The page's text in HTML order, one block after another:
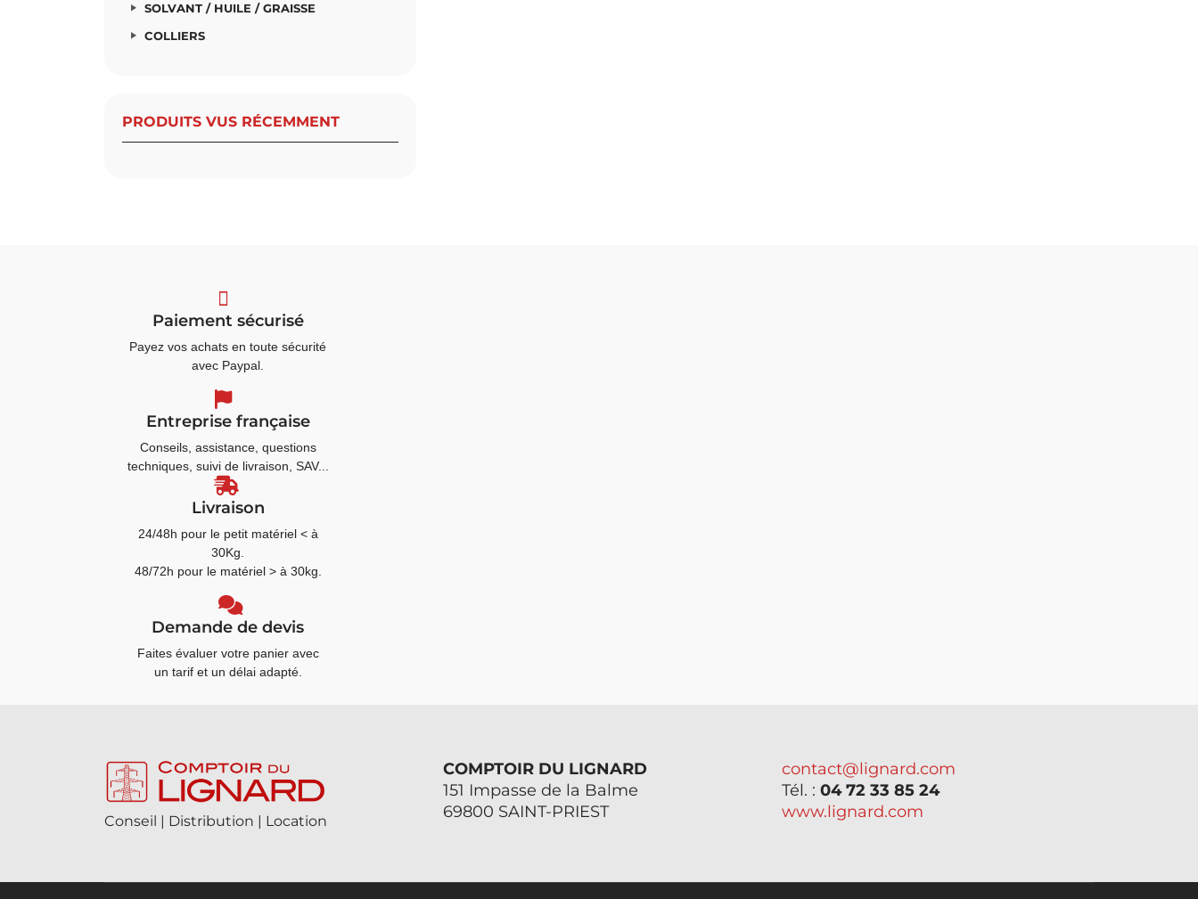
SOLVANT / HUILE / GRAISSE
COLLIERS
PRODUITS VUS RÉCEMMENT
Paiement sécurisé
Payez vos achats en toute sécurité
avec Paypal.
Entreprise française
Conseils, assistance, questions
techniques, suivi de livraison, SAV...
Livraison
24/48h pour le petit matériel < à
30Kg.
48/72h pour le matériel > à 30kg.
Demande de devis
Faites évaluer votre panier avec
un tarif et un délai adapté.
Conseil | Distribution | Location
COMPTOIR DU LIGNARD
151 Impasse de la Balme
69800 SAINT-PRIEST
contact@lignard.com
Tél. : 04 72 33 85 24
www.lignard.com